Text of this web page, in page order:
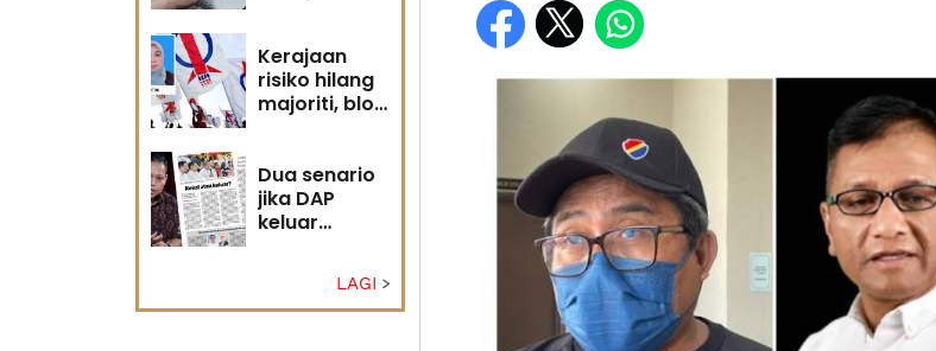
Kerajaan
risiko hilang
majoriti, blok
semula
Dua senario
jika DAP
keluar
LAGI